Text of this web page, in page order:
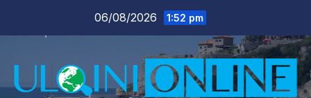
06/08/2026 1:52 pm